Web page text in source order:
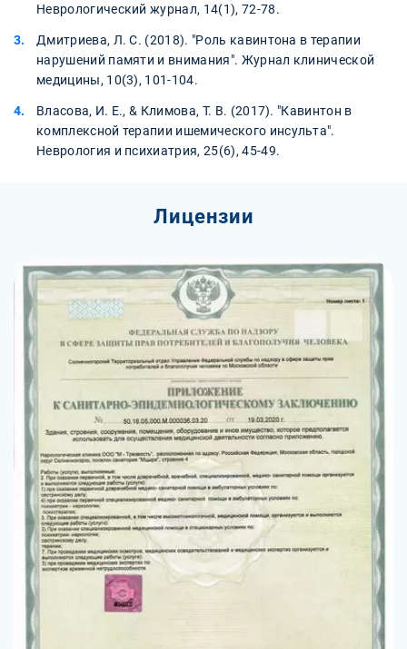
Неврологический журнал, 14(1), 72-78.
Дмитриева, Л. С. (2018). "Роль кавинтона в терапии
нарушений памяти и внимания". Журнал клинической
медицины, 10(3), 101-104.
Власова, И. Е., & Климова, Т. В. (2017). "Кавинтон в
комплексной терапии ишемического инсульта".
Неврология и психиатрия, 25(6), 45-49.
Лицензии